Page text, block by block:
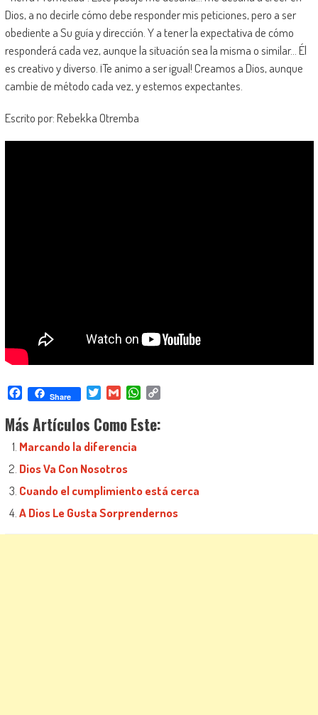
Dios, a no decirle cómo debe responder mis peticiones, pero a ser
obediente a Su guía y dirección. Y a tener la expectativa de cómo
responderá cada vez, aunque la situación sea la misma o similar… Él
es creativo y diverso. ¡Te animo a ser igual! Creamos a Dios, aunque
cambie de método cada vez, y estemos expectantes.
Escrito por: Rebekka Otremba
Facebook
Share TwitterGmail WhatsApp
Más Artículos Como Este:
Marcando la diferencia
Dios Va Con Nosotros
Cuando el cumplimiento está cerca
A Dios Le Gusta Sorprendernos